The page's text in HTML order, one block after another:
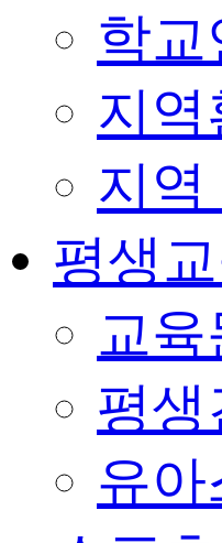
학
지
지역
평생
교
평생
유